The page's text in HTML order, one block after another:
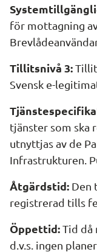
för mottagning
Tillitsnivå 3:
Svensk e-
tjänster som ska
utnyttjas av de
Infrastrukturen.
Åtgärdstid: Den
registrerad tills
Öppettid: Tid då
d.v.s. ingen